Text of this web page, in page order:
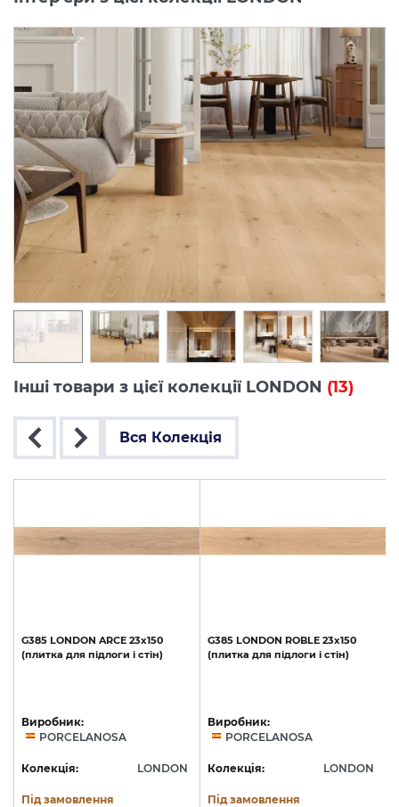
Інші товари з цієї колекції LONDON (13)
Вся Колекція
G385 LONDON ARCE 23x150
(плитка для підлоги і стін)
Виробник:
PORCELANOSA
Колекція: LONDON
Під замовлення
G385 LONDON ROBLE 23x150
(плитка для підлоги і стін)
Виробник:
PORCELANOSA
Колекція: LONDON
Під замовлення